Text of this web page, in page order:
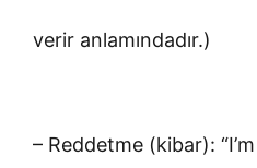
verir anlamındadır.)
– Reddetme (kibar):